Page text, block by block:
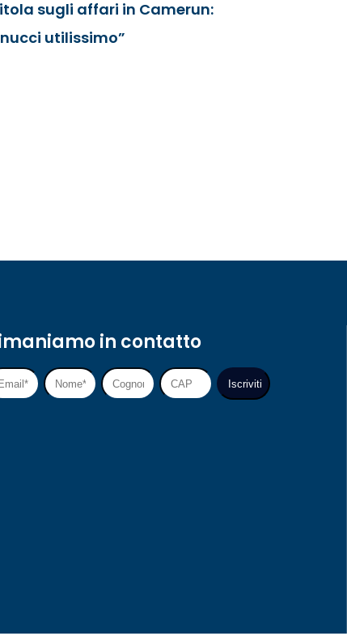
sugli affari in Camerun:
utilissimo”
in contatto